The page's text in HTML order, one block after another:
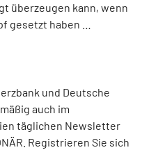
überzeugen kann, wenn
gesetzt haben …
und Deutsche
auch im
täglichen Newsletter
Registrieren Sie sich